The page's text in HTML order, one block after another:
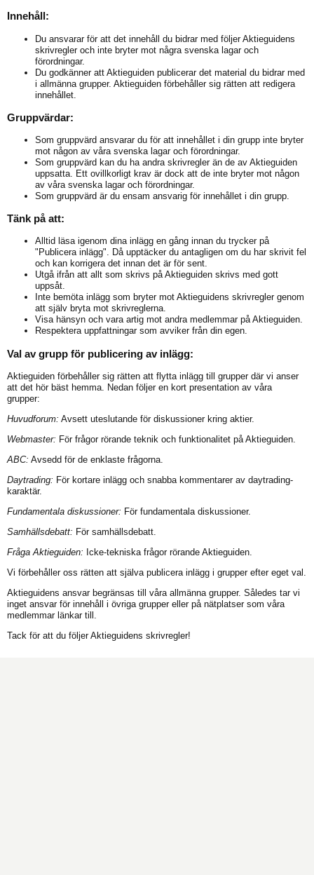
Innehåll:
Du ansvarar för att det innehåll du bidrar med följer Aktieguidens
skrivregler och inte bryter mot några svenska lagar och
förordningar.
Du godkänner att Aktieguiden publicerar det material du bidrar med
i allmänna grupper. Aktieguiden förbehåller sig rätten att redigera
innehållet.
Gruppvärdar:
Som gruppvärd ansvarar du för att innehållet i din grupp inte bryter
mot någon av våra svenska lagar och förordningar.
Som gruppvärd kan du ha andra skrivregler än de av Aktieguiden
uppsatta. Ett ovillkorligt krav är dock att de inte bryter mot någon
av våra svenska lagar och förordningar.
Som gruppvärd är du ensam ansvarig för innehållet i din grupp.
Tänk på att:
Alltid läsa igenom dina inlägg en gång innan du trycker på
"Publicera inlägg". Då upptäcker du antagligen om du har skrivit fel
och kan korrigera det innan det är för sent.
Utgå ifrån att allt som skrivs på Aktieguiden skrivs med gott
uppsåt.
Inte bemöta inlägg som bryter mot Aktieguidens skrivregler genom
att själv bryta mot skrivreglerna.
Visa hänsyn och vara artig mot andra medlemmar på Aktieguiden.
Respektera uppfattningar som avviker från din egen.
Val av grupp för publicering av inlägg:
Aktieguiden förbehåller sig rätten att flytta inlägg till grupper där vi anser
att det hör bäst hemma. Nedan följer en kort presentation av våra
grupper:
Huvudforum: Avsett uteslutande för diskussioner kring aktier.
Webmaster: För frågor rörande teknik och funktionalitet på Aktieguiden.
ABC: Avsedd för de enklaste frågorna.
Daytrading: För kortare inlägg och snabba kommentarer av daytrading-
karaktär.
Fundamentala diskussioner: För fundamentala diskussioner.
Samhällsdebatt: För samhällsdebatt.
Fråga Aktieguiden: Icke-tekniska frågor rörande Aktieguiden.
Vi förbehåller oss rätten att själva publicera inlägg i grupper efter eget val.
Aktieguidens ansvar begränsas till våra allmänna grupper. Således tar vi
inget ansvar för innehåll i övriga grupper eller på nätplatser som våra
medlemmar länkar till.
Tack för att du följer Aktieguidens skrivregler!